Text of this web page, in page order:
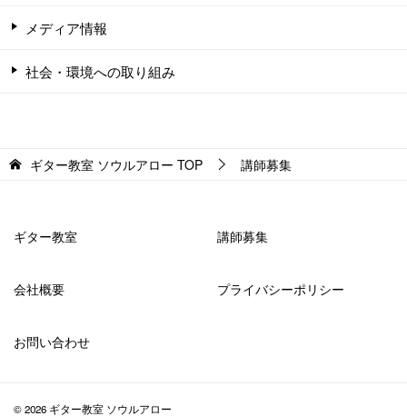
メディア情報
社会・環境への取り組み
ギター教室 ソウルアロー TOP 講師募集
ギター教室 講師募集
会社概要 プライバシーポリシー
お問い合わせ
© 2026 ギター教室 ソウルアロー